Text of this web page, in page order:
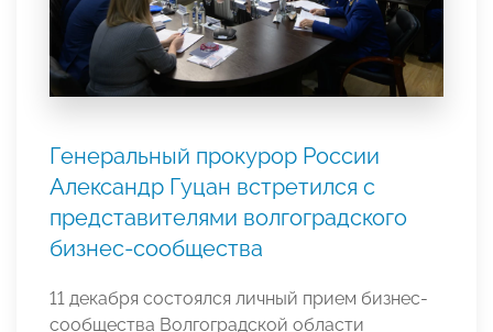
Генеральный прокурор России
Александр Гуцан встретился с
представителями волгоградского
бизнес-сообщества
11 декабря состоялся личный прием бизнес-
сообщества Волгоградской области